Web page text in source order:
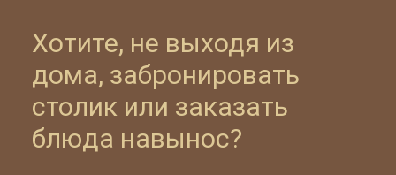
Хотите, не выходя из
дома, забронировать
столик или заказать
блюда навынос?